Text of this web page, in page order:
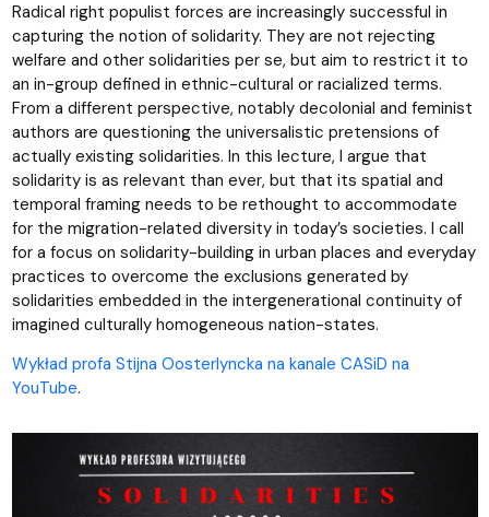
Radical right populist forces are increasingly successful in
capturing the notion of solidarity. They are not rejecting
welfare and other solidarities per se, but aim to restrict it to
an in-group defined in ethnic-cultural or racialized terms.
From a different perspective, notably decolonial and feminist
authors are questioning the universalistic pretensions of
actually existing solidarities. In this lecture, I argue that
solidarity is as relevant than ever, but that its spatial and
temporal framing needs to be rethought to accommodate
for the migration-related diversity in today’s societies. I call
for a focus on solidarity-building in urban places and everyday
practices to overcome the exclusions generated by
solidarities embedded in the intergenerational continuity of
imagined culturally homogeneous nation-states.
Wykład profa Stijna Oosterlyncka na kanale CASiD na
YouTube.